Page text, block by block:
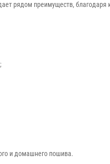
рядом преимуществ, благодаря
и домашнего пошива.